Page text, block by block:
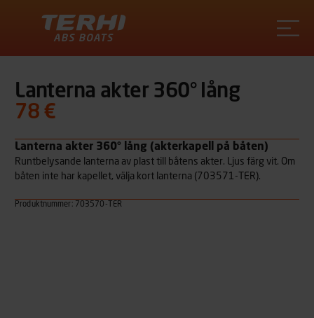
Lanterna akter 360° lång
78 €
Lanterna akter 360° lång (akterkapell på båten)
Runtbelysande lanterna av plast till båtens akter. Ljus färg vit. Om
båten inte har kapellet, välja kort lanterna (703571-TER).
Produktnummer: 703570-TER